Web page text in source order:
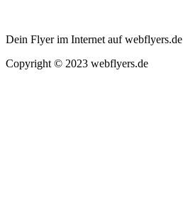
Dein Flyer im Internet auf webflyers.de
Copyright © 2023 webflyers.de